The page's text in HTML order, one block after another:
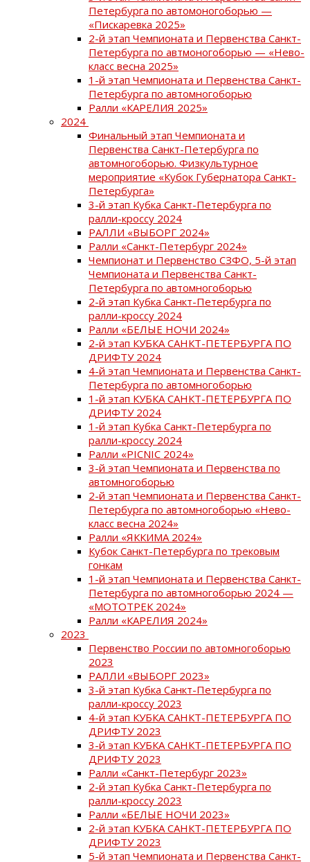
Петербурга по автомоногоборью —
«Пискаревка 2025»
2-й этап Чемпионата и Первенства Санкт-
Петербурга по автмоногоборью — «Нево-
класс весна 2025»
1-й этап Чемпионата и Первенства Санкт-
Петербурга по автомногоборью
Ралли «КАРЕЛИЯ 2025»
2024
Финальный этап Чемпионата и
Первенства Санкт-Петербурга по
автомногоборью. Физкультурное
мероприятие «Кубок Губернатора Санкт-
Петербурга»
3-й этап Кубка Санкт-Петербурга по
ралли-кроссу 2024
РАЛЛИ «ВЫБОРГ 2024»
Ралли «Санкт-Петербург 2024»
Чемпионат и Первенство СЗФО, 5-й этап
Чемпионата и Первенства Санкт-
Петербурга по автомногоборью
2-й этап Кубка Санкт-Петербурга по
ралли-кроссу 2024
Ралли «БЕЛЫЕ НОЧИ 2024»
2-й этап КУБКА САНКТ-ПЕТЕРБУРГА ПО
ДРИФТУ 2024
4-й этап Чемпионата и Первенства Санкт-
Петербурга по автомногоборью
1-й этап КУБКА САНКТ-ПЕТЕРБУРГА ПО
ДРИФТУ 2024
1-й этап Кубка Санкт-Петербурга по
ралли-кроссу 2024
Ралли «PICNIC 2024»
3-й этап Чемпионата и Первенства по
автомногоборью
2-й этап Чемпионата и Первенства Санкт-
Петербурга по автомногоборью «Нево-
класс весна 2024»
Ралли «ЯККИМА 2024»
Кубок Санкт-Петербурга по трековым
гонкам
1-й этап Чемпионата и Первенства Санкт-
Петербурга по автомногоборью 2024 —
«МОТОТРЕК 2024»
Ралли «КАРЕЛИЯ 2024»
2023
Первенство России по автомногоборью
2023
РАЛЛИ «ВЫБОРГ 2023»
3-й этап Кубка Санкт-Петербурга по
ралли-кроссу 2023
4-й этап КУБКА САНКТ-ПЕТЕРБУРГА ПО
ДРИФТУ 2023
3-й этап КУБКА САНКТ-ПЕТЕРБУРГА ПО
ДРИФТУ 2023
Ралли «Санкт-Петербург 2023»
2-й этап Кубка Санкт-Петербурга по
ралли-кроссу 2023
Ралли «БЕЛЫЕ НОЧИ 2023»
2-й этап КУБКА САНКТ-ПЕТЕРБУРГА ПО
ДРИФТУ 2023
5-й этап Чемпионата и Первенства Санкт-